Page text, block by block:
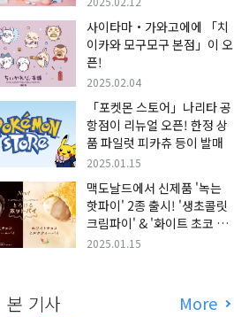
사이타마・가와고에에 「치
이카와 모구모구 본점」이 오
픈!
2025.02.04
「포켓몬 스토어」나리타 공
항점이 리뉴얼 오픈! 한정 상
품 파일럿 피카츄 등이 발매
2025.01.15
맥도날드에서 신제품 '녹는
핫파이' 2종 출시! '생초콜릿
크림파이' & '화이트 초코 밀
크티 파이' 출시!
2025.01.15
본 기사 More